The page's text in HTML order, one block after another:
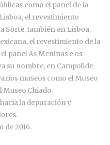
como el panel de la
el revestimiento
Sorte, también en Lisboa,
el revestimiento de la
panel As Meninas e os
su nombre, en Campolide.
museos como el Museo
Museo Chiado.
la depuración y
de 2016.